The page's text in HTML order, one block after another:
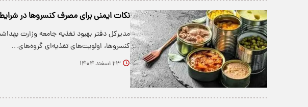
نکات ایمنی برای مصرف کنسروها در
مدیرکل دفتر بهبود تغذیه جامعه وزارت
کنسروها، اولویت‌های تغذیه‌ای گروه‌های…
۲۳ اسفند ۱۴۰۴